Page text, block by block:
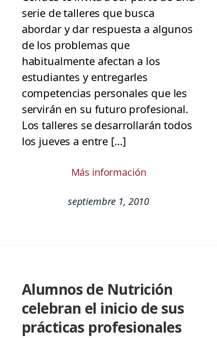
serie de talleres que busca
abordar y dar respuesta a algunos
de los problemas que
habitualmente afectan a los
estudiantes y entregarles
competencias personales que les
servirán en su futuro profesional.
Los talleres se desarrollarán todos
los jueves a entre […]
Más información
septiembre 1, 2010
Alumnos de Nutrición
celebran el inicio de sus
prácticas profesionales